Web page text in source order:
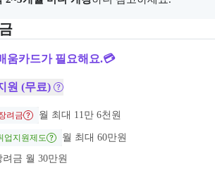
결제 관련 정보를 안내한다. 필요 시 정부
움카드가 필요해요.💳
원 (무료)
려금 월 최대 11만 6천원
업지원제도
월 최대 60만원
려금 월 30만원